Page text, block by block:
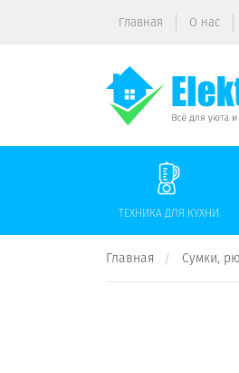
Главная О нас
ТЕХНИКА ДЛЯ КУХНИ
Главная Сумки,